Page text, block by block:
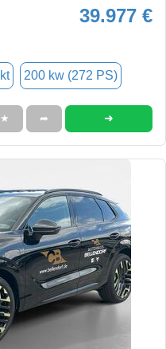
39.977 €
200 kw (272 PS)
★ ➦ ➜